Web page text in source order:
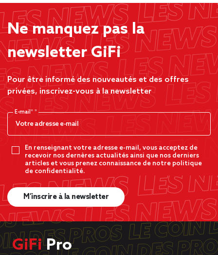
Ne manquez pas la
newsletter GiFi
Pour être informé des nouveautés et des offres
privées, inscrivez-vous à la newsletter
E-mail*
En renseignant votre adresse e-mail, vous acceptez de
recevoir nos dernères actualités ainsi que nos derniers
articles et vous prenez connaissance de notre politique
de confidentialité.
M’inscrire à la newsletter
GiFiPro